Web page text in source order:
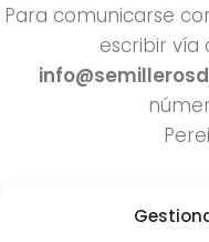
Para comunicarse
escribir